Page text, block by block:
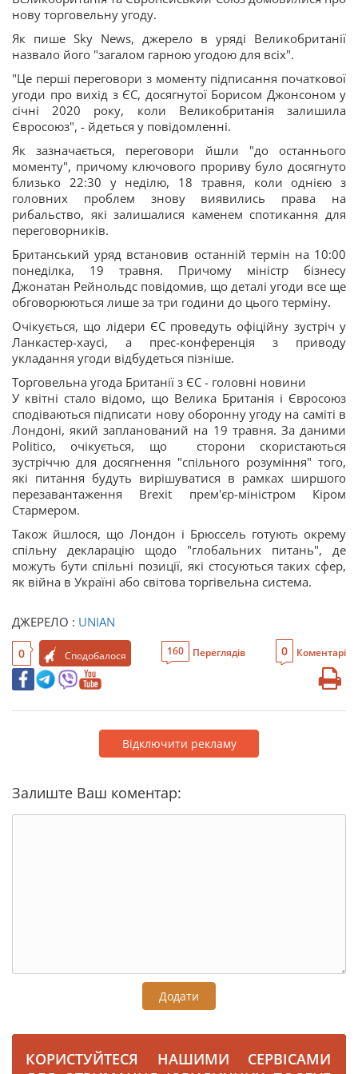
нову торговельну угоду.
Як пише Sky News, джерело в уряді Великобританії
назвало його "загалом гарною угодою для всіх".
"Це перші переговори з моменту підписання початкової
угоди про вихід з ЄС, досягнутої Борисом Джонсоном у
січні 2020 року, коли Великобританія залишила
Євросоюз", - йдеться у повідомленні.
Як зазначається, переговори йшли "до останнього
моменту", причому ключового прориву було досягнуто
близько 22:30 у неділю, 18 травня, коли однією з
головних проблем знову виявились права на
рибальство, які залишалися каменем спотикання для
переговорників.
Британський уряд встановив останній термін на 10:00
понеділка, 19 травня. Причому міністр бізнесу
Джонатан Рейнольдс повідомив, що деталі угоди все ще
обговорюються лише за три години до цього терміну.
Очікується, що лідери ЄС проведуть офіційну зустріч у
Ланкастер-хаусі, а прес-конференція з приводу
укладання угоди відбудеться пізніше.
Торговельна угода Британії з ЄС - головні новини
У квітні стало відомо, що Велика Британія і Євросоюз
сподіваються підписати нову оборонну угоду на саміті в
Лондоні, який запланований на 19 травня. За даними
Politico, очікується, що сторони скористаються
зустріччю для досягнення "спільного розуміння" того,
які питання будуть вирішуватися в рамках ширшого
перезавантаження Brexit прем'єр-міністром Кіром
Стармером.
Також йшлося, що Лондон і Брюссель готують окрему
спільну декларацію щодо "глобальних питань", де
можуть бути спільні позиції, які стосуються таких сфер,
як війна в Україні або світова торгівельна система.
ДЖЕРЕЛО : UNIAN
0 Сподобалося 160 Переглядів 0 Коментарі
Відключити рекламу
Залиште Ваш коментар:
Додати
КОРИСТУЙТЕСЯ НАШИМИ СЕРВІСАМИ